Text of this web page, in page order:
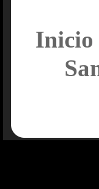
Inicio